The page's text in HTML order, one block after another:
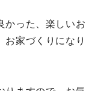
かった、楽しいお
お家づくりになり